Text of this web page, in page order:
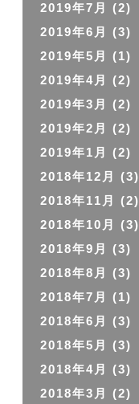
2019年7月
(2)
2019年6月
(3)
2019年5月
(1)
2019年4月
(2)
2019年3月
(2)
2019年2月
(2)
2019年1月
(2)
2018年12月
(3)
2018年11月
(2)
2018年10月
(3)
2018年9月
(3)
2018年8月
(3)
2018年7月
(1)
2018年6月
(3)
2018年5月
(3)
2018年4月
(3)
2018年3月
(2)